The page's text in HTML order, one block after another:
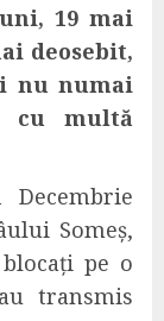
19 mai
deosebit,
nu numai
cu multă
Someș,
pe o
transmis